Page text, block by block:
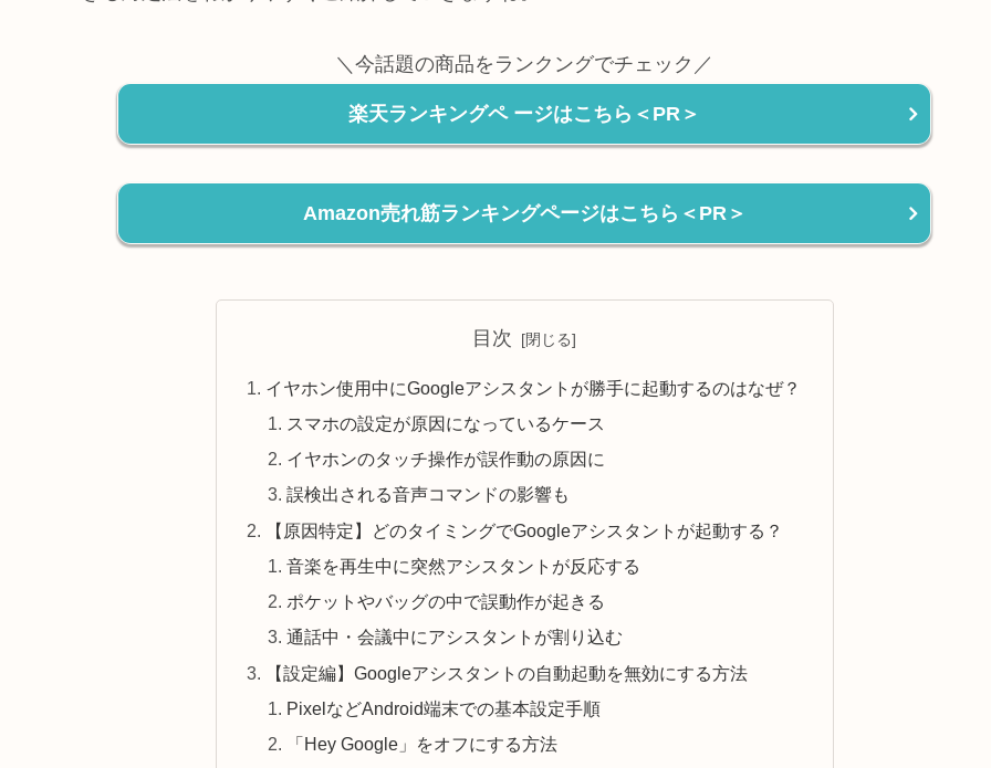
＼今話題の商品をランクングでチェック／
楽天ランキングペ ージはこちら＜PR＞
Amazon売れ筋ランキングページはこちら＜PR＞
目次
イヤホン使用中にGoogleアシスタントが勝手に起動するのはなぜ？
スマホの設定が原因になっているケース
イヤホンのタッチ操作が誤作動の原因に
誤検出される音声コマンドの影響も
【原因特定】どのタイミングでGoogleアシスタントが起動する？
音楽を再生中に突然アシスタントが反応する
ポケットやバッグの中で誤動作が起きる
通話中・会議中にアシスタントが割り込む
【設定編】Googleアシスタントの自動起動を無効にする方法
PixelなどAndroid端末での基本設定手順
「Hey Google」をオフにする方法